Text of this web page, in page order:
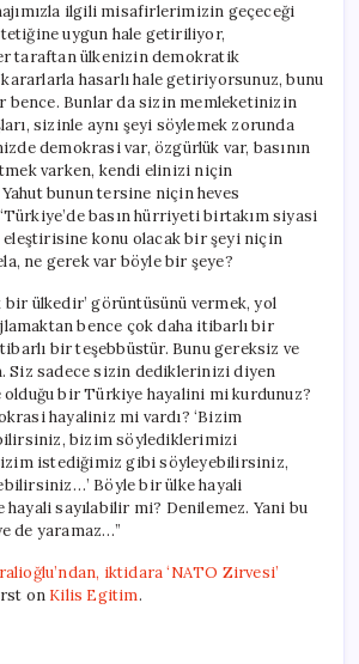
ilgili misafirlerimizin geçeceği
uygun hale getiriliyor,
taraftan ülkenizin demokratik
hasarlı hale getiriyorsunuz, bunu
bence. Bunlar da sizin memleketinizin
sizinle aynı şeyi söylemek zorunda
demokrasi var, özgürlük var, basının
varken, kendi elinizi niçin
bunun tersine niçin heves
basın hürriyeti birtakım siyasi
eleştirisine konu olacak bir şeyi niçin
ne gerek var böyle bir şeye?
bir ülkedir’ görüntüsünü vermek, yol
bence çok daha itibarlı bir
bir teşebbüstür. Bunu gereksiz ve
Siz sadece sizin dediklerinizi diyen
olduğu bir Türkiye hayalini mi kurdunuz?
hayaliniz mi vardı? ‘Bizim
bizim söylediklerimizi
istediğimiz gibi söyleyebilirsiniz,
Böyle bir ülke hayali
sayılabilir mi? Denilemez. Yani bu
de yaramaz…”
iktidara ‘NATO Zirvesi’
on Kilis Egitim.